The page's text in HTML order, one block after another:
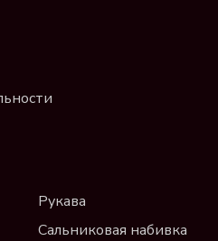
Рукава
Сальниковая набивка